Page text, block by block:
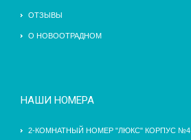
ОТЗЫВЫ
О НОВООТРАДНОМ
НАШИ НОМЕРА
2-КОМНАТНЫЙ НОМЕР "ЛЮКС" КОРПУС №4